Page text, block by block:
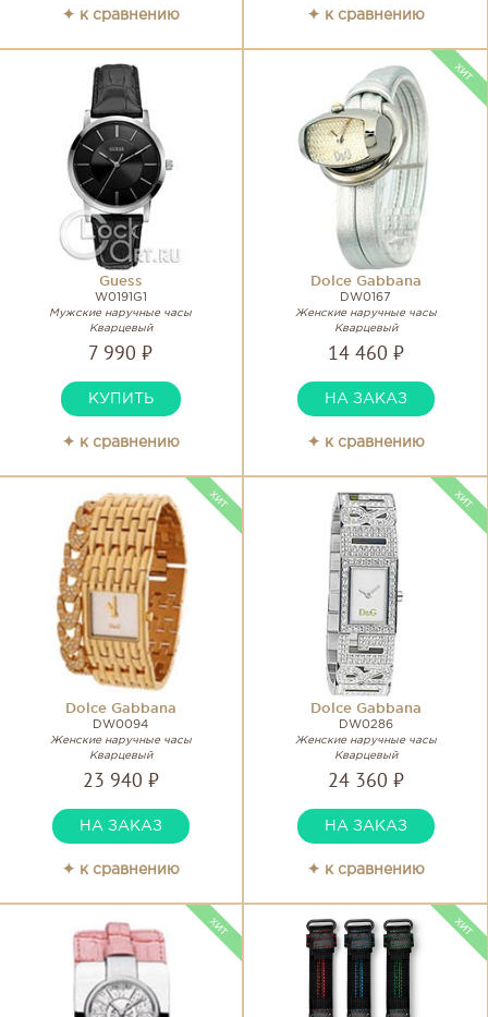
✦ к сравнению ✦ к сравнению
Guess
W0191G1
Мужские наручные часы
Кварцевый
7 990 ₽
КУПИТЬ
✦ к сравнению
Dolce Gabbana
DW0167
Женские наручные часы
Кварцевый
14 460 ₽
НА ЗАКАЗ
✦ к сравнению
Dolce Gabbana
DW0094
Женские наручные часы
Кварцевый
23 940 ₽
НА ЗАКАЗ
✦ к сравнению
Dolce Gabbana
DW0286
Женские наручные часы
Кварцевый
24 360 ₽
НА ЗАКАЗ
✦ к сравнению